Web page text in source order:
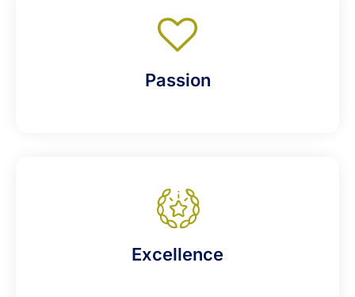
Passion
Excellence